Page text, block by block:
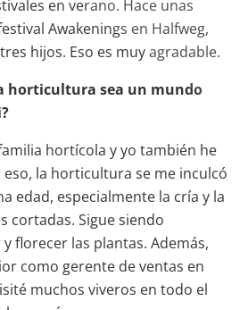
en verano. Hace unas
Awakenings en Halfweg,
hijos. Eso es muy agradable.
horticultura sea un mundo
hortícola y yo también he
la horticultura se me inculcó
edad, especialmente la cría y la
cortadas. Sigue siendo
florecer las plantas. Además,
como gerente de ventas en
muchos viveros en todo el